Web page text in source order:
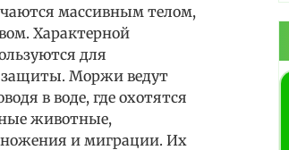
массивным телом,
Характерной
для
защиты. Моржи ведут
в воде, где охотятся
животные,
и миграции. Их